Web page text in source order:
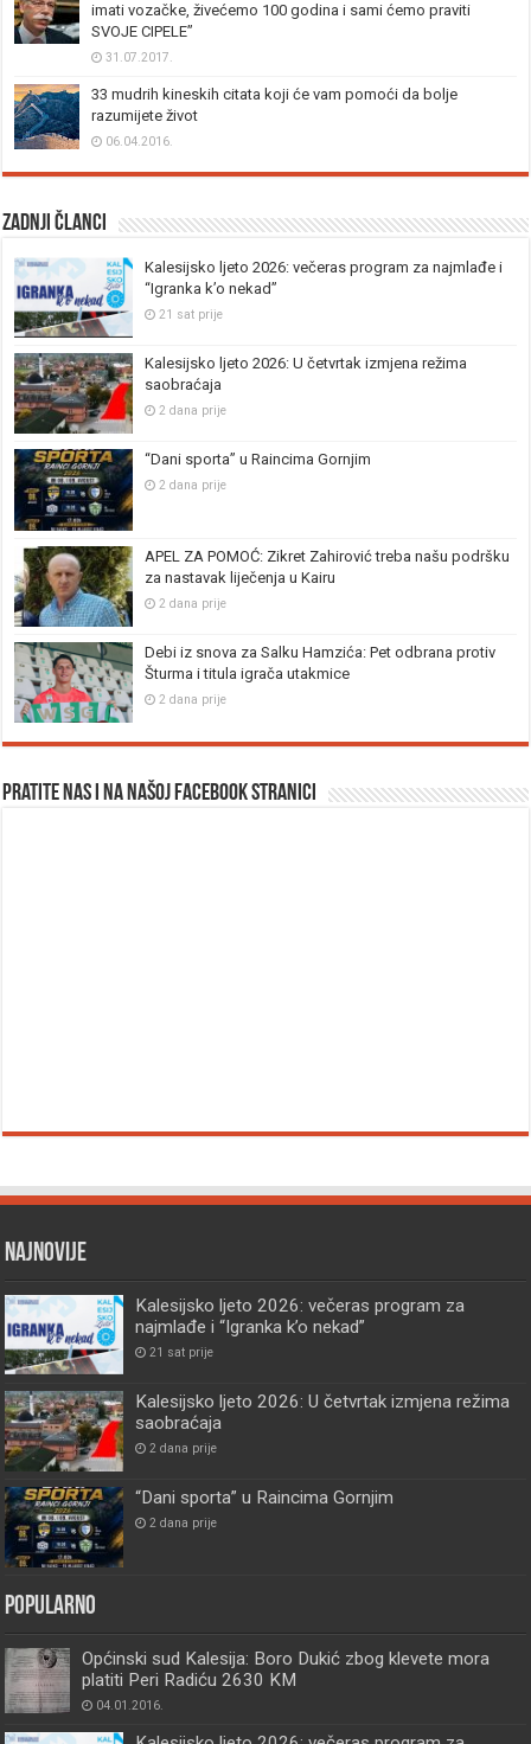
imati vozačke, živećemo 100 godina i sami ćemo praviti
SVOJE CIPELE”
31.07.2017.
33 mudrih kineskih citata koji će vam pomoći da bolje
razumijete život
06.04.2016.
Zadnji članci
Kalesijsko ljeto 2026: večeras program za najmlađe i
“Igranka k’o nekad”
21 sat prije
Kalesijsko ljeto 2026: U četvrtak izmjena režima
saobraćaja
2 dana prije
“Dani sporta” u Raincima Gornjim
2 dana prije
APEL ZA POMOĆ: Zikret Zahirović treba našu podršku
za nastavak liječenja u Kairu
2 dana prije
Debi iz snova za Salku Hamzića: Pet odbrana protiv
Šturma i titula igrača utakmice
2 dana prije
Pratite nas i na našoj facebook stranici
Najnovije
Kalesijsko ljeto 2026: večeras program za
najmlađe i “Igranka k’o nekad”
21 sat prije
Kalesijsko ljeto 2026: U četvrtak izmjena režima
saobraćaja
2 dana prije
“Dani sporta” u Raincima Gornjim
2 dana prije
Popularno
Općinski sud Kalesija: Boro Dukić zbog klevete mora
platiti Peri Radiću 2630 KM
04.01.2016.